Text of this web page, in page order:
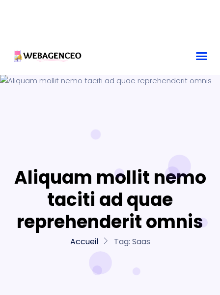
Aliquam mollit nemo
taciti ad quae
reprehenderit omnis
Accueil Tag: Saas